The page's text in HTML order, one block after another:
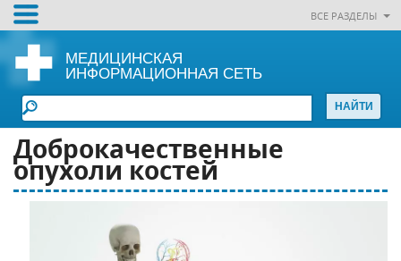
ВСЕ РАЗДЕЛЫ
МЕДИЦИНСКАЯ
ИНФОРМАЦИОННАЯ СЕТЬ
Доброкачественные
опухоли костей